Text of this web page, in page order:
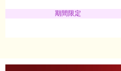
期間限定